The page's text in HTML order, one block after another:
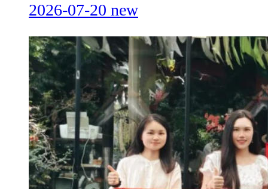
2026-07-20 new